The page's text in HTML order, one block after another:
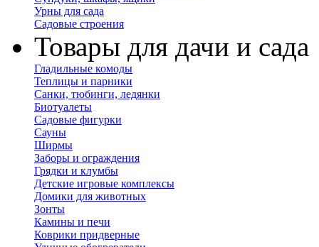
Урны для сада
Садовые строения
Товары для дачи и сада
Гладильные комоды
Теплицы и парники
Санки, тюбинги, ледянки
Биотуалеты
Садовые фигурки
Сауны
Ширмы
Заборы и ограждения
Грядки и клумбы
Детские игровые комплексы
Домики для животных
Зонты
Камины и печи
Коврики придверные